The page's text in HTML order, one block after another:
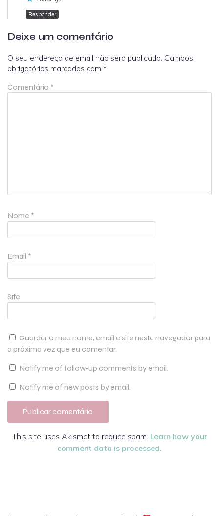
Responder
Deixe um comentário
O seu endereço de email não será publicado. Campos
obrigatórios marcados com *
Comentário *
Nome *
Email *
Site
Guardar o meu nome, email e site neste navegador para
a próxima vez que eu comentar.
Notify me of follow-up comments by email.
Notify me of new posts by email.
This site uses Akismet to reduce spam. Learn how your
comment data is processed.